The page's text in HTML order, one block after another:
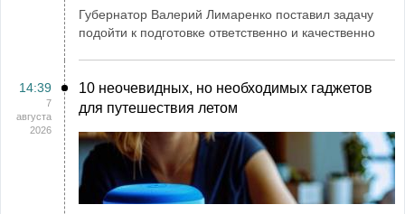
Губернатор Валерий Лимаренко поставил задачу
подойти к подготовке ответственно и качественно
14:39
7
августа
2026
10 неочевидных, но необходимых гаджетов
для путешествия летом